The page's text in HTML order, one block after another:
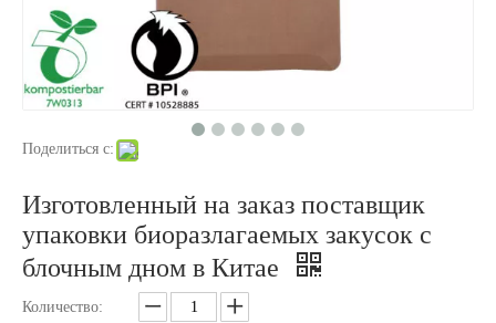
Поделиться с:
Изготовленный на заказ поставщик
упаковки биоразлагаемых закусок с
блочным дном в Китае
Количество: